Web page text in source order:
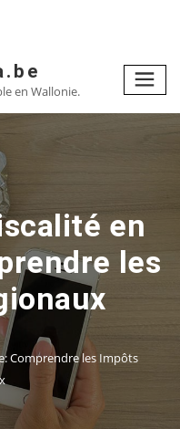
en Wallonie.
en
les
Comprendre les Impôts